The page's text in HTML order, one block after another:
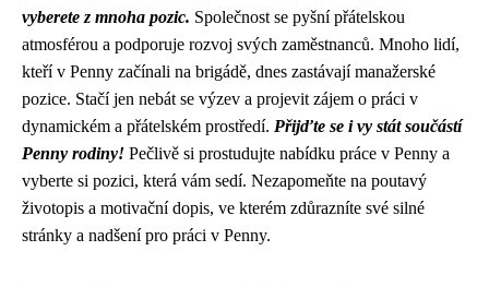
vyberete z mnoha pozic. Společnost se pyšní přátelskou
atmosférou a podporuje rozvoj svých zaměstnanců. Mnoho lidí,
kteří v Penny začínali na brigádě, dnes zastávají manažerské
pozice. Stačí jen nebát se výzev a projevit zájem o práci v
dynamickém a přátelském prostředí. Přijďte se i vy stát součástí
Penny rodiny! Pečlivě si prostudujte nabídku práce v Penny a
vyberte si pozici, která vám sedí. Nezapomeňte na poutavý
životopis a motivační dopis, ve kterém zdůrazníte své silné
stránky a nadšení pro práci v Penny.